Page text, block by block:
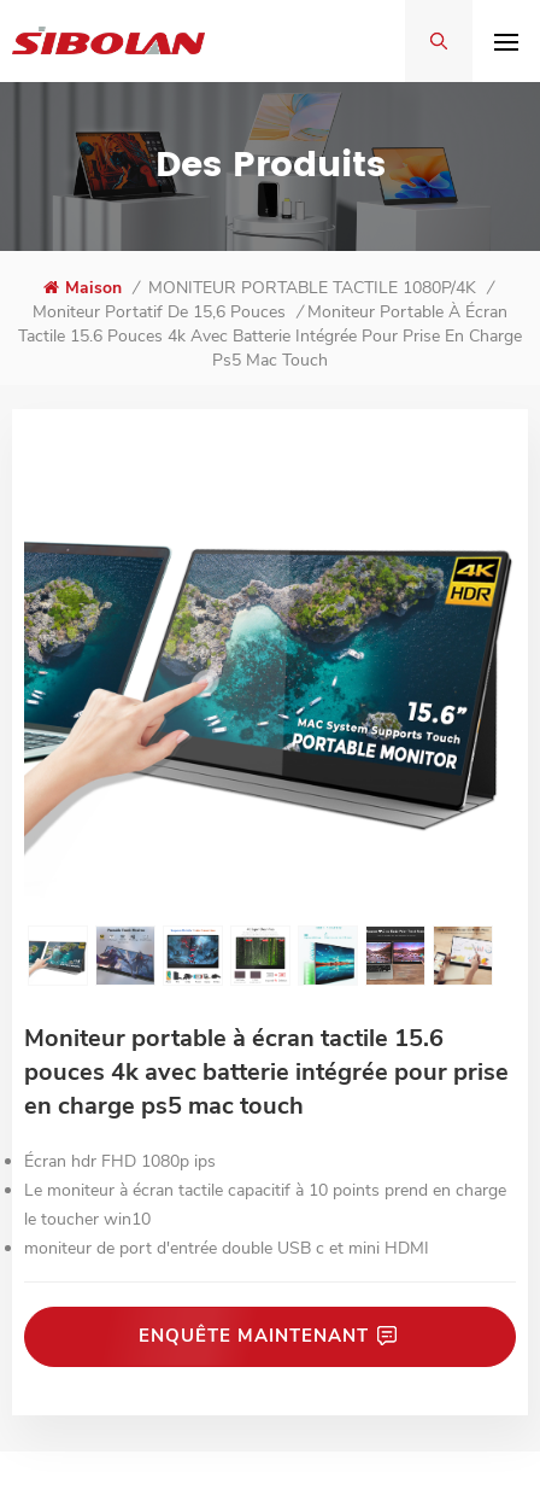
Des Produits
Maison / MONITEUR PORTABLE TACTILE 1080P/4K /
Moniteur Portatif De 15,6 Pouces / Moniteur Portable À Écran
Tactile 15.6 Pouces 4k Avec Batterie Intégrée Pour Prise En Charge
Ps5 Mac Touch
Moniteur portable à écran tactile 15.6
pouces 4k avec batterie intégrée pour prise
en charge ps5 mac touch
Écran hdr FHD 1080p ips
Le moniteur à écran tactile capacitif à 10 points prend en charge
le toucher win10
moniteur de port d'entrée double USB c et mini HDMI
ENQUÊTE MAINTENANT